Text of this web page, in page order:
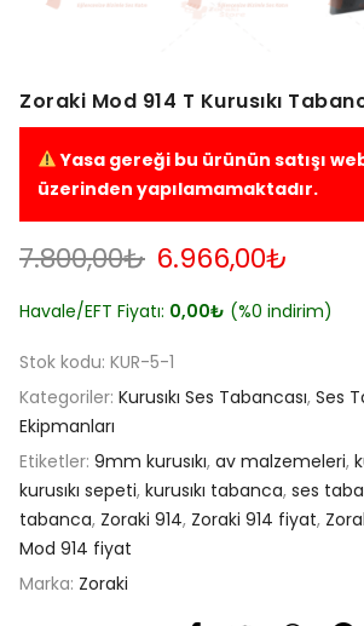
Zoraki Mod 914 T Kurusıkı
Yasa gereği bu ürünün satışı
üzerinden yapılamamaktadır.
7.800,00₺ Orijinal
7.800,00₺.
6.966,00₺
fiyat:
Havale/EFT Fiyatı: 0,00₺ (%0 indirim)
Stok kodu: KUR-5-1
Kategoriler: Kurusıkı Ses Tabancası, Ses
Ekipmanları
Etiketler: 9mm kurusıkı, av malzemeleri,
kurusıkı sepeti, kurusıkı tabanca, ses
tabanca, Zoraki 914, Zoraki 914 fiyat,
Mod 914 fiyat
Marka: Zoraki